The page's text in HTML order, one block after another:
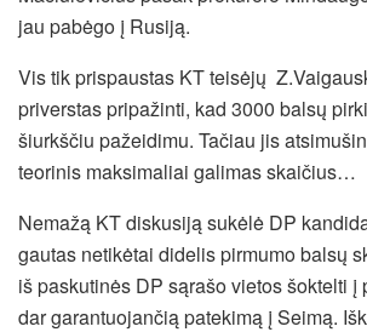
jau pabėgo į Rusiją.
Vis tik prispaustas KT teisėjų
priverstas pripažinti, kad 3000 balsų
šiurkščiu pažeidimu. Tačiau jis
teorinis maksimaliai galimas skaičius…
Nemažą KT diskusiją sukėlė DP
gautas netikėtai didelis pirmumo balsų
iš paskutinės DP sąrašo vietos šoktelti
dar garantuojančią patekimą į Seimą.